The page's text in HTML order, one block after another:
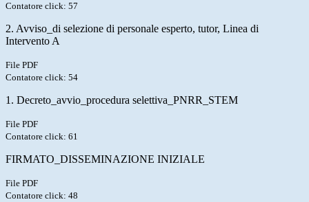
Contatore click: 57
2. Avviso_di selezione di personale esperto, tutor, Linea di
Intervento A
File PDF
Contatore click: 54
1. Decreto_avvio_procedura selettiva_PNRR_STEM
File PDF
Contatore click: 61
FIRMATO_DISSEMINAZIONE INIZIALE
File PDF
Contatore click: 48